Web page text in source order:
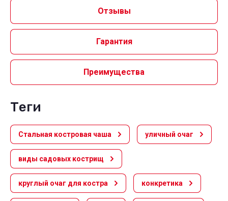
Отзывы
Гарантия
Преимущества
теги
Стальная костровая чаша уличный очаг
виды садовых кострищ
круглый очаг для костра конкретика